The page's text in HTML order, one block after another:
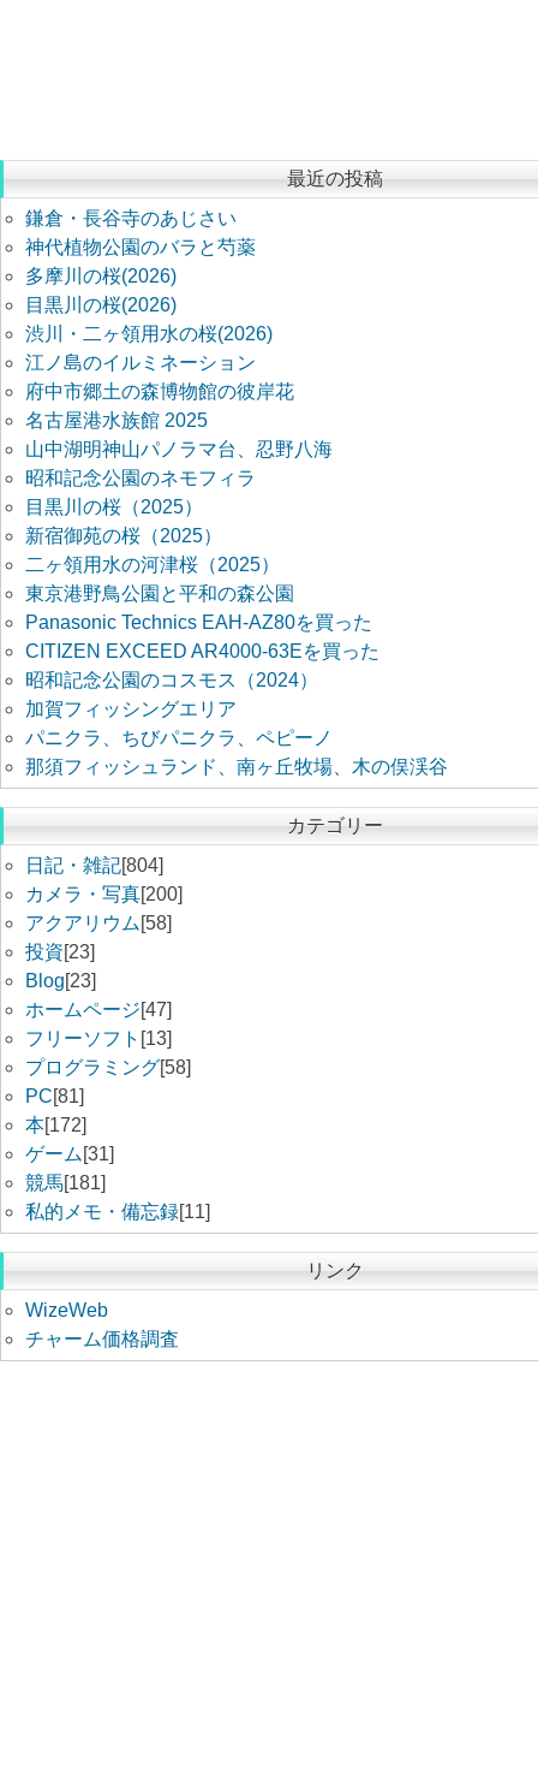
最近の投稿
鎌倉・長谷寺のあじさい
神代植物公園のバラと芍薬
多摩川の桜(2026)
目黒川の桜(2026)
渋川・二ヶ領用水の桜(2026)
江ノ島のイルミネーション
府中市郷土の森博物館の彼岸花
名古屋港水族館 2025
山中湖明神山パノラマ台、忍野八海
昭和記念公園のネモフィラ
目黒川の桜（2025）
新宿御苑の桜（2025）
二ヶ領用水の河津桜（2025）
東京港野鳥公園と平和の森公園
Panasonic Technics EAH-AZ80を買った
CITIZEN EXCEED AR4000-63Eを買った
昭和記念公園のコスモス（2024）
加賀フィッシングエリア
パニクラ、ちびパニクラ、ペピーノ
那須フィッシュランド、南ヶ丘牧場、木の俣渓谷
カテゴリー
日記・雑記[804]
カメラ・写真[200]
アクアリウム [58]
投資[23]
Blog[23]
ホームページ[47]
フリーソフト [13]
プログラミング[58]
PC[81]
本[172]
ゲーム [31]
競馬[181]
私的メモ・備忘録[11]
リンク
WizeWeb
チャーム価格調査